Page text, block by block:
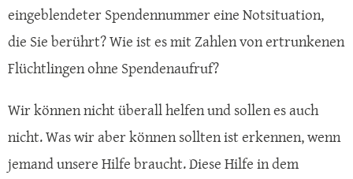
eingeblendeter Spendennummer eine Notsituation,
die Sie berührt? Wie ist es mit Zahlen von ertrunkenen
Flüchtlingen ohne Spendenaufruf?
Wir können nicht überall helfen und sollen es auch
nicht. Was wir aber können sollten ist erkennen, wenn
jemand unsere Hilfe braucht. Diese Hilfe in dem